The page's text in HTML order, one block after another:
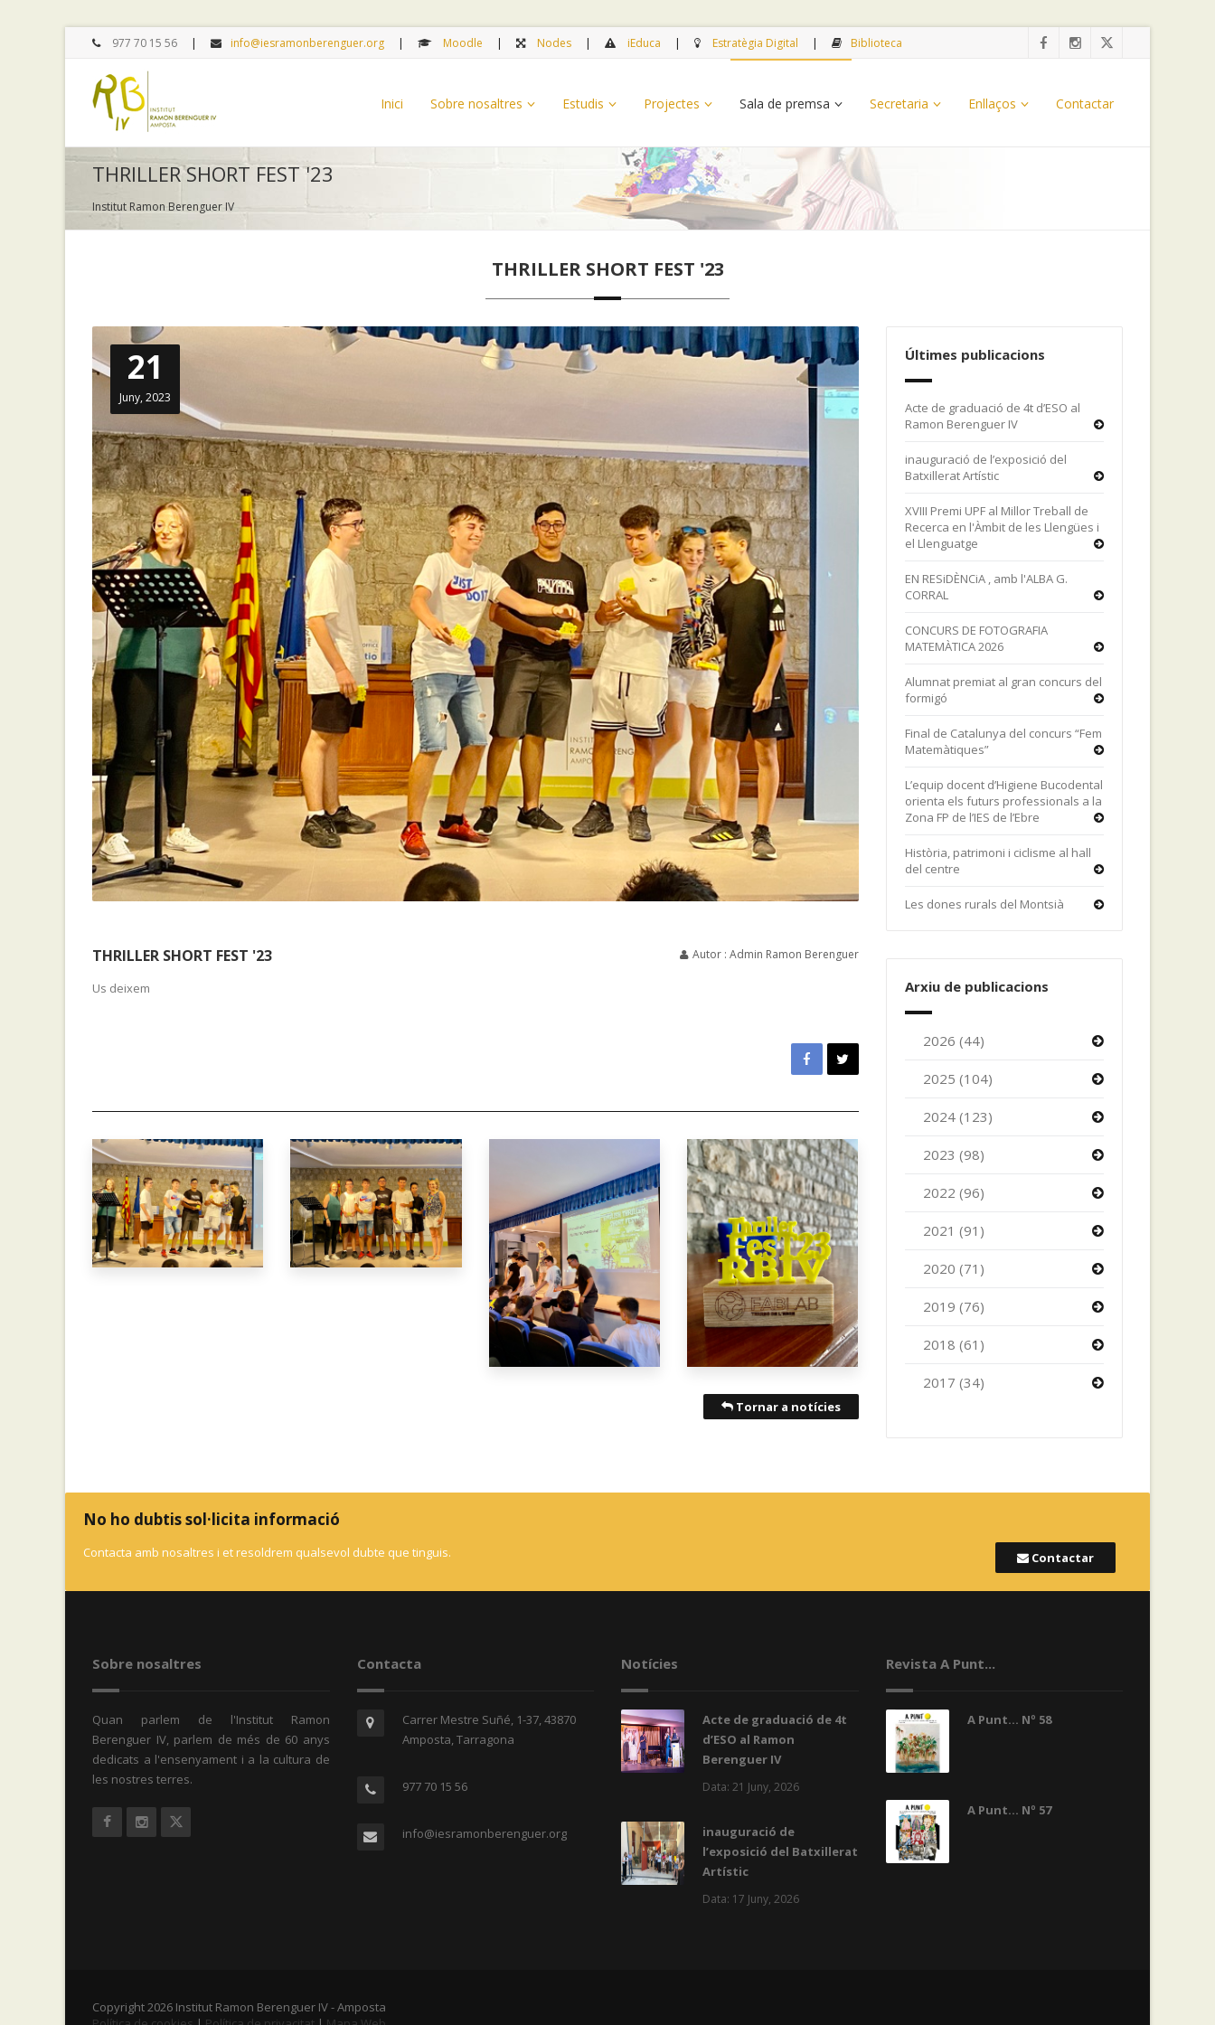
977 70 15 56 info@iesramonberenguer.org Moodle Nodes iEduca Estratègia Digital Biblioteca
Inici Sobre nosaltres Estudis Projectes Sala de premsa Secretaria Enllaços Contactar
THRILLER SHORT FEST '23
Institut Ramon Berenguer IV
THRILLER SHORT FEST '23
21
Juny, 2023
THRILLER SHORT FEST '23 Autor : Admin Ramon Berenguer
Us deixem
Tornar a notícies
Últimes publicacions
Acte de graduació de 4t d’ESO al
Ramon Berenguer IV
inauguració de l’exposició del
Batxillerat Artístic
XVIII Premi UPF al Millor Treball de
Recerca en l'Àmbit de les Llengües i
el Llenguatge
EN RESiDÈNCiA , amb l'ALBA G.
CORRAL
CONCURS DE FOTOGRAFIA
MATEMÀTICA 2026
Alumnat premiat al gran concurs del
formigó
Final de Catalunya del concurs “Fem
Matemàtiques”
L’equip docent d’Higiene Bucodental
orienta els futurs professionals a la
Zona FP de l’IES de l’Ebre
Història, patrimoni i ciclisme al hall
del centre
Les dones rurals del Montsià
Arxiu de publicacions
2026 (44)
2025 (104)
2024 (123)
2023 (98)
2022 (96)
2021 (91)
2020 (71)
2019 (76)
2018 (61)
2017 (34)
No ho dubtis sol·licita informació
Contacta amb nosaltres i et resoldrem qualsevol dubte que tinguis. Contactar
Sobre nosaltres
Quan parlem de l'Institut Ramon
Berenguer IV, parlem de més de 60 anys
dedicats a l'ensenyament i a la cultura de
les nostres terres.
Contacta
Carrer Mestre Suñé, 1-37, 43870
Amposta, Tarragona
977 70 15 56
info@iesramonberenguer.org
Notícies
Acte de graduació de 4t
d’ESO al Ramon
Berenguer IV
Data: 21 Juny, 2026
inauguració de
l’exposició del Batxillerat
Artístic
Data: 17 Juny, 2026
Revista A Punt...
A Punt... Nº 58
A Punt... Nº 57
Copyright 2026 Institut Ramon Berenguer IV - Amposta